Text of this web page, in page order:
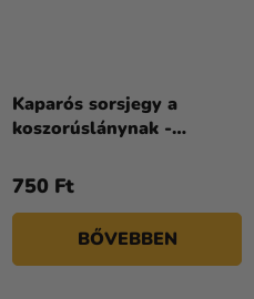
Kaparós sorsjegy a
koszorúslánynak -
750 Ft
BŐVEBBEN